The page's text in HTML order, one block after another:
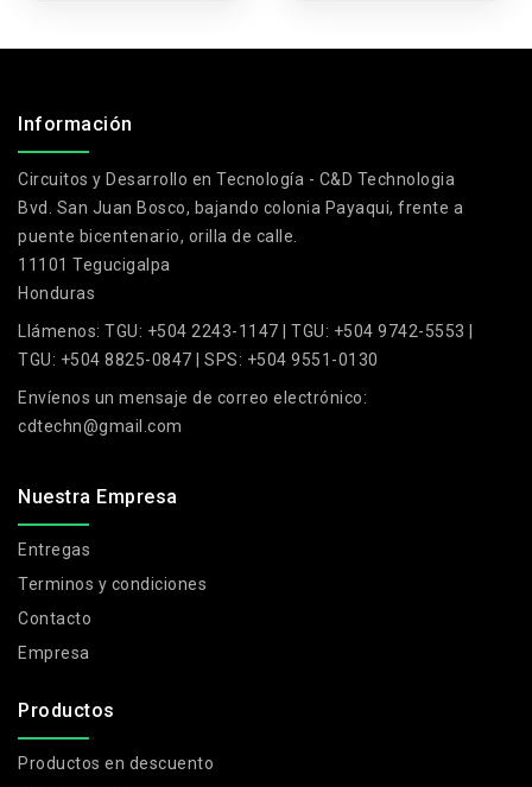
Información
Circuitos y Desarrollo en Tecnología - C&D Technologia
Bvd. San Juan Bosco, bajando colonia Payaqui, frente a
puente bicentenario, orilla de calle.
11101 Tegucigalpa
Honduras
Llámenos: TGU: +504 2243-1147 | TGU: +504 9742-5553 |
TGU: +504 8825-0847 | SPS: +504 9551-0130
Envíenos un mensaje de correo electrónico:
cdtechn@gmail.com
Nuestra Empresa
Entregas
Terminos y condiciones
Contacto
Empresa
Productos
Productos en descuento